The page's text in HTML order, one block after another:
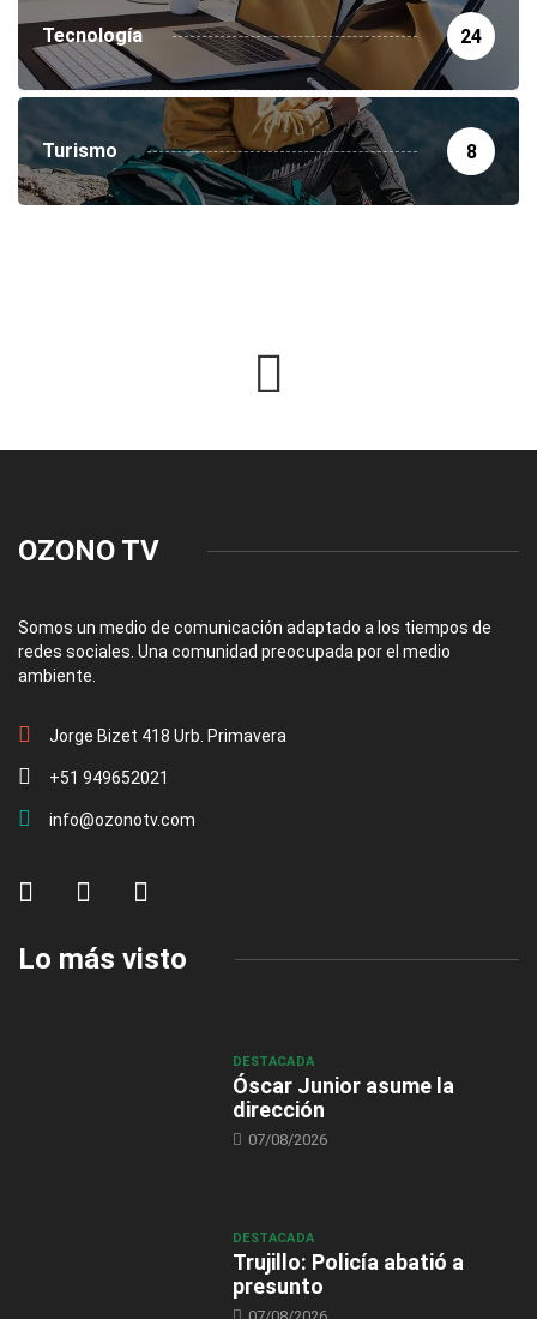
Tecnología 24
Turismo 8
OZONO TV
Somos un medio de comunicación adaptado a los tiempos de
redes sociales. Una comunidad preocupada por el medio
ambiente.
Jorge Bizet 418 Urb. Primavera
+51 949652021
info@ozonotv.com
Lo más visto
DESTACADA
Óscar Junior asume la
dirección
07/08/2026
DESTACADA
Trujillo: Policía abatió a
presunto